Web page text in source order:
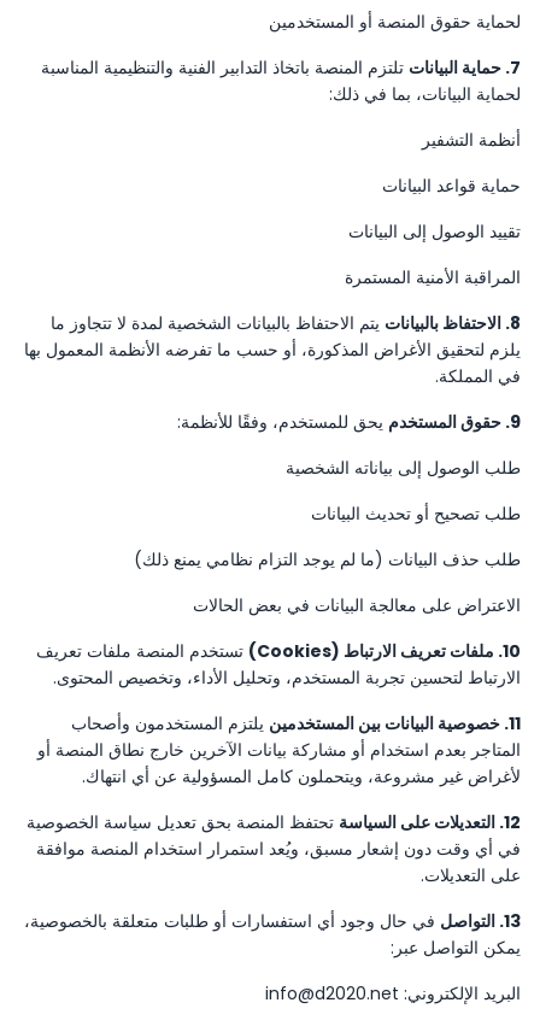
لحماية حقوق المنصة أو المستخدمين
7. حماية البيانات
تلتزم المنصة باتخاذ التدابير الفنية والتنظيمية المناسبة
لحماية البيانات، بما في ذلك:
أنظمة التشفير
حماية قواعد البيانات
تقييد الوصول إلى البيانات
المراقبة الأمنية المستمرة
8. الاحتفاظ بالبيانات
يتم الاحتفاظ بالبيانات الشخصية لمدة لا تتجاوز ما
يلزم لتحقيق الأغراض المذكورة، أو حسب ما تفرضه الأنظمة المعمول بها
في المملكة.
9. حقوق المستخدم
يحق للمستخدم، وفقًا للأنظمة:
طلب الوصول إلى بياناته الشخصية
طلب تصحيح أو تحديث البيانات
طلب حذف البيانات (ما لم يوجد التزام نظامي يمنع ذلك)
الاعتراض على معالجة البيانات في بعض الحالات
10. ملفات تعريف الارتباط (Cookies)
تستخدم المنصة ملفات تعريف
الارتباط لتحسين تجربة المستخدم، وتحليل الأداء، وتخصيص المحتوى.
11. خصوصية البيانات بين المستخدمين
يلتزم المستخدمون وأصحاب
المتاجر بعدم استخدام أو مشاركة بيانات الآخرين خارج نطاق المنصة أو
لأغراض غير مشروعة، ويتحملون كامل المسؤولية عن أي انتهاك.
12. التعديلات على السياسة
تحتفظ المنصة بحق تعديل سياسة الخصوصية
في أي وقت دون إشعار مسبق، ويُعد استمرار استخدام المنصة موافقة
على التعديلات.
13. التواصل
في حال وجود أي استفسارات أو طلبات متعلقة بالخصوصية،
يمكن التواصل عبر:
البريد الإلكتروني: info@d2020.net